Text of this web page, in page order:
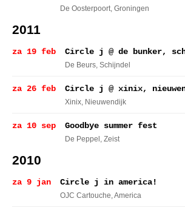
De Oosterpoort, Groningen
2011
za 19 feb Circle j @ de bunker,
De Beurs, Schijndel
za 26 feb Circle j @ xinix,
Xinix, Nieuwendijk
za 10 sep Goodbye summer fest
De Peppel , Zeist
2010
za 9 jan Circle j in america!
OJC Cartouche, America